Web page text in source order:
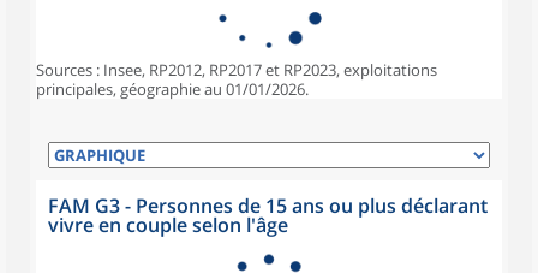
Sources : Insee, RP2012, RP2017 et RP2023, exploitations
principales, géographie au 01/01/2026.
FAM G3 - Personnes de 15 ans ou plus déclarant
vivre en couple selon l'âge